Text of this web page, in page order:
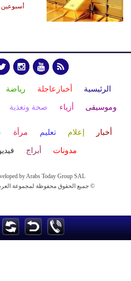
أسبوعين
الرئيسية أخبارعاجلة رياضة
وموسيقى أزياء صحة وتغذية
أخبار إعلام تعليم مرأة
مدونات أبراج
by Arabs Today Group SAL
جميع الحقوق محفوظة لمجموعة العرب اليوم الاعلامية 2023 ©